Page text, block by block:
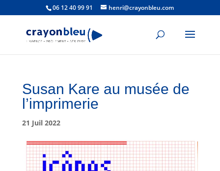
06 12 40 99 91 henri@crayonbleu.com
Susan Kare au musée de
l’imprimerie
21 Juil 2022